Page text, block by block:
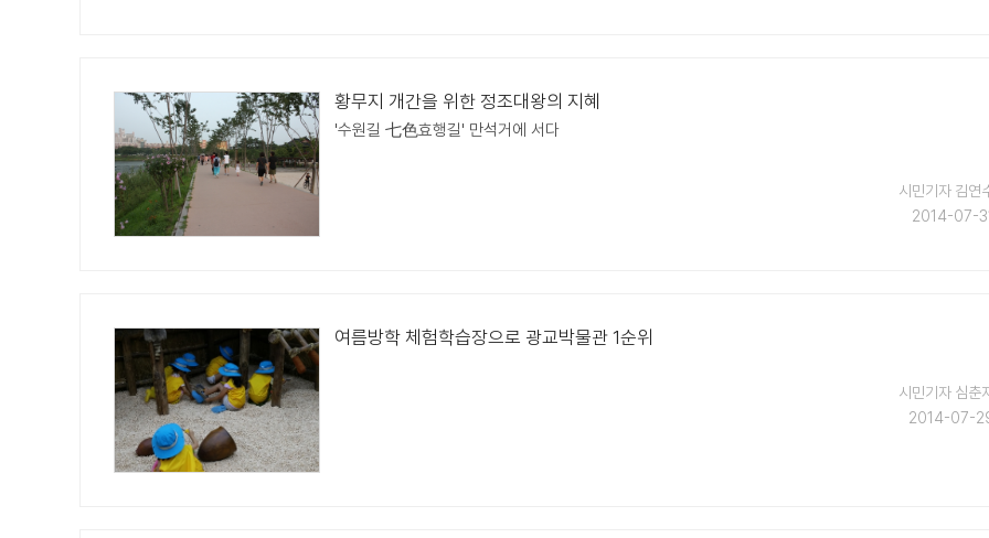
황무지 개간을 위한 정조대왕의 지혜
'수원길 七色효행길' 만석거에 서다
시민기자 김연
2014-07-
여름방학 체험학습장으로 광교박물관 1순위
시민기자 심춘
2014-07-